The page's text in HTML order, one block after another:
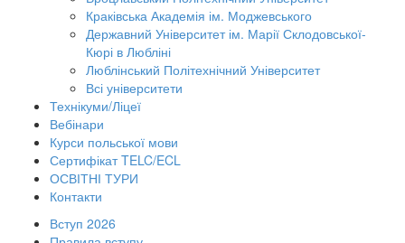
Краківська Академія ім. Моджевського
Державний Університет ім. Марії Склодовської-
Кюрі в Любліні
Люблінський Політехнічний Університет
Всі університети
Технікуми/Ліцеї
Вебінари
Курси польської мови
Сертифікат TELC/ECL
ОСВІТНІ ТУРИ
Контакти
Вступ 2026